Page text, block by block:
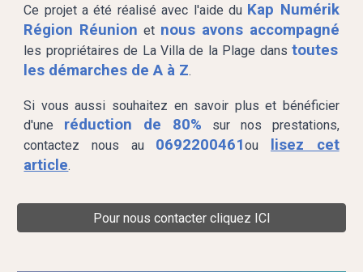
Ce projet a été réalisé avec l'aide du Kap Numérik
Région Réunion et nous avons accompagné
les propriétaires de La Villa de la Plage danstoutes
les démarches de A à Z.
Si vous aussi souhaitez en savoir plus et bénéficier
d'une réduction de 80% sur nos prestations,
contactez nous au 0692200461ou
lisez cet
article.
Pour nous contacter cliquez ICI